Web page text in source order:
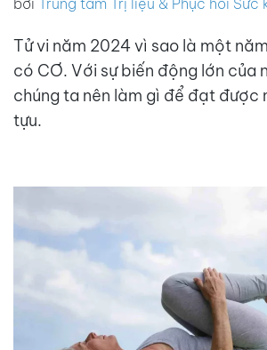
bởi Trung tâm Trị liệu & Phục hồi Sức
Tử vi năm 2024 vì sao là một
có CƠ. Với sự biến động lớn của
chúng ta nên làm gì để đạt được
tựu.